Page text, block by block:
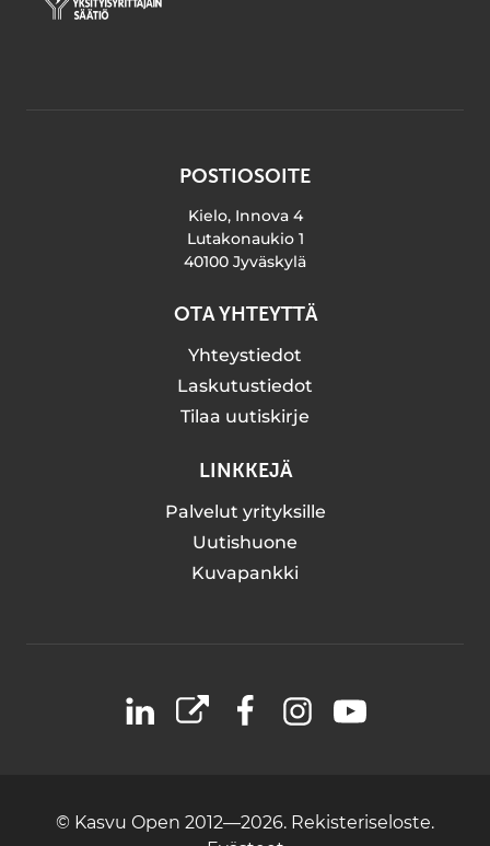
POSTIOSOITE
Kielo, Innova 4
Lutakonaukio 1
40100 Jyväskylä
OTA YHTEYTTÄ
Yhteystiedot
Laskutustiedot
Tilaa uutiskirje
LINKKEJÄ
Palvelut yrityksille
Uutishuone
Kuvapankki
LinkedIn
X FacebookInstagramYouTube
© Kasvu Open 2012—2026. Rekisteriseloste.